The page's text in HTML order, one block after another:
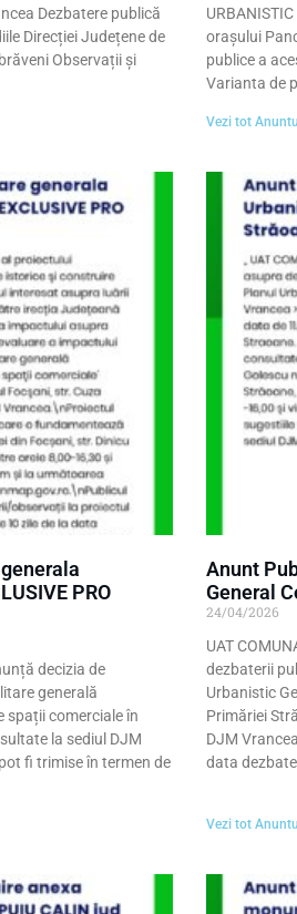
Dezbatere publică
Direcției Județene de
Observații și
orașului
publice a
Varianta de
Vezi tot
PRO
decizia de
generală
spații comerciale în
la sediul DJM
fi trimise în termen de
Anunt
General
24/04/2026
UAT
dezbaterii
Urbanistic
Primăriei
DJM
data
Vezi tot Anuntul